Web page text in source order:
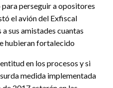
perseguir a opositores
el avión del Exfiscal
sus amistades cuantas
hubieran fortalecido
en los procesos y si
medida implementada